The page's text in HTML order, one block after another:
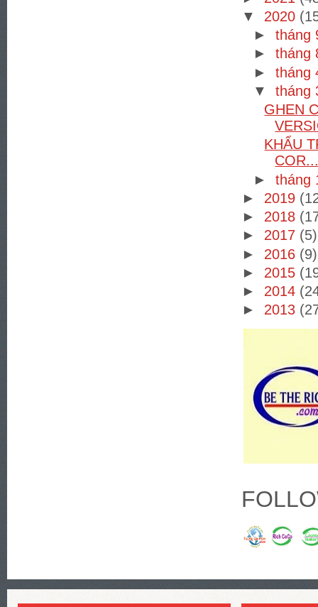
▼ 2020
► tháng
► tháng
► tháng
▼ tháng
GHEN
KHẨU
► tháng
► 2019
► 2018
► 2017 (5)
► 2016 (9)
► 2015
► 2014
► 2013